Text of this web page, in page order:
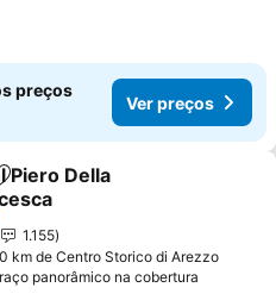
preços
Ver preços
aos favoritos
Piero Della
1.155
km de Centro Storico di Arezzo
panorâmico na cobertura